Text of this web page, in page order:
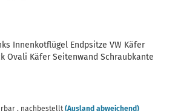
Innenkotflügel Endpsitze VW Käfer
Ovali Käfer Seitenwand Schraubkante
, nachbestellt (Ausland abweichend)